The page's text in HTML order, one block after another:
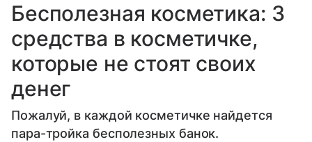
Бесполезная косметика: 3
средства в косметичке,
которые не стоят своих
денег
Пожалуй, в каждой косметичке найдется
пара-тройка бесполезных банок.